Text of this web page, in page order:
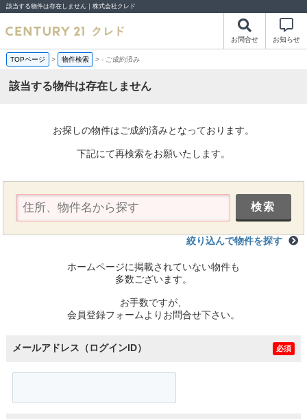
該当する物件は存在しません｜株式会社クレド
お問合せ お知らせ
TOPページ > 物件検索 >- ご成約済み
該当する物件は存在しません
お探しの物件はご成約済みとなっております。
下記にて再検索をお願いたします。
絞り込んで物件を探す
ホームページに掲載されていない物件も
多数ございます。
お手数ですが、
会員登録フォームよりお問合せ下さい。
メールアドレス（ログインID） 必須